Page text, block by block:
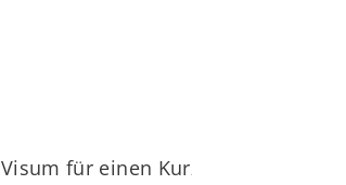
Visum für einen Kurzaufenthalt in